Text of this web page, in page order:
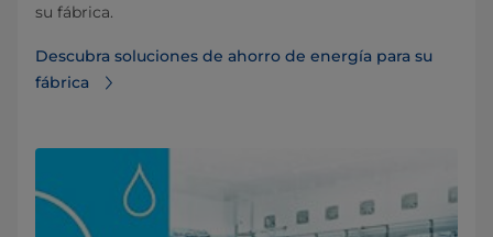
su fábrica.
Descubra soluciones de ahorro de energía para su
fábrica